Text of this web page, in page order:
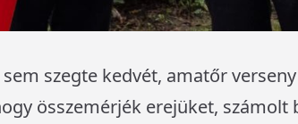
szegte kedvét, amatőr
összemérjék erejüket,